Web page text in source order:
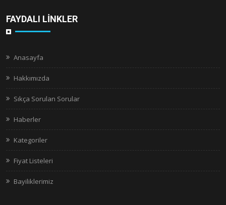
FAYDALI LİNKLER
Anasayfa
Hakkımızda
Sıkça Sorulan Sorular
Haberler
Kategoriler
Fiyat Listeleri
Bayiliklerimiz